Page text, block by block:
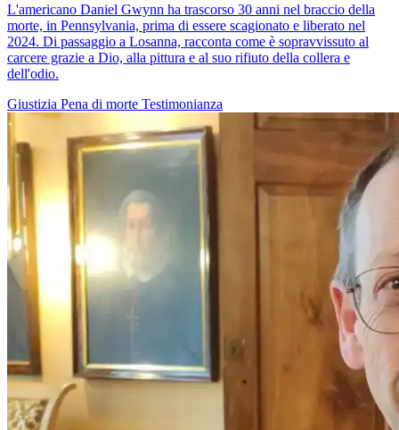
L'americano Daniel Gwynn ha trascorso 30 anni nel braccio della
morte, in Pennsylvania, prima di essere scagionato e liberato nel
2024. Di passaggio a Losanna, racconta come è sopravvissuto al
carcere grazie a Dio, alla pittura e al suo rifiuto della collera e
dell'odio.
Giustizia Pena di morte Testimonianza